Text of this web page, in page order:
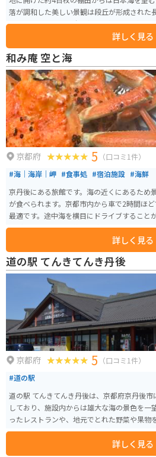
落が調和した美しい景観は段丘が形成された
たものであり、「日本の棚田百選」にも選ば
詳しく見る
和み庵 空と海
京都府 5 （口コミ1件）
#海｜海岸｜岬 #食事処 #宿泊施設 #海鮮
京丹後にある旅館です。海の近くにあるため
が食べられます。京都市内から車で2時間ほ
最適です。途中海を横目にドライブすること
ーがついているため絶景を楽しめます。 冬場は蟹を堪能することができ様々
な調理方法で提供されます。蟹の他にもお刺
理が楽しめます。
詳しく見る
道の駅 てんきてんき丹後
京都府 5 （口コミ1件）
#道の駅
道の駅 てんきてんき丹後は、京都府京丹後
しており、施設内からは雄大な海の景色を一望できます。 新
ったレストランや、地元でとれた野菜や果物
特におすすめは、地元で水揚げされた魚介を
詳しく見る